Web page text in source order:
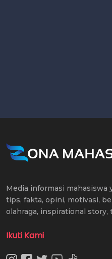
Media informasi
tips, fakta, opini, motivasi,
olahraga, inspirational
Ikuti Kami